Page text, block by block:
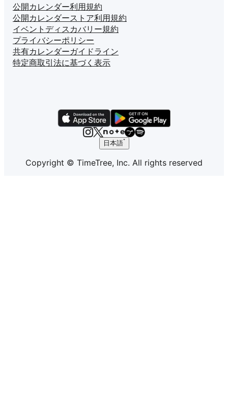
公開カレンダー利用規約
公開カレンダーストア利用規約
イベントディスカバリー規約
プライバシーポリシー
共有カレンダーガイドライン
特定商取引法に基づく表示
日本語
Copyright © TimeTree, Inc. All rights reserved